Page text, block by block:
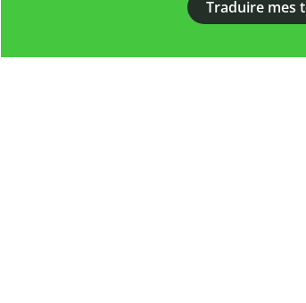
Traduire mes